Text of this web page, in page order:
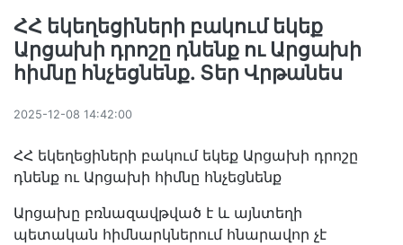
ՀՀ եկեղեցիների բակում եկեք
Արցախի դրոշը դնենք ու Արցախի
հիմնը հնչեցնենք. Տեր Վրթանես
2025-12-08 14:42:00
ՀՀ եկեղեցիների բակում եկեք Արցախի դրոշը
դնենք ու Արցախի հիմնը հնչեցնենք
Արցախը բռնազավթված է և այնտեղի
պետական հիմնարկներում հնարավոր չէ